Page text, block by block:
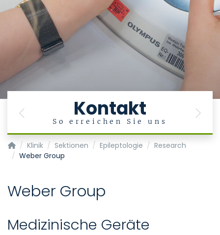
Kontakt
So erreichen Sie uns
Previous Next
Klinik für Neurologie
Klinik Sektionen Epileptologie
Research
Weber Group
Weber Group
Medizinische Geräte